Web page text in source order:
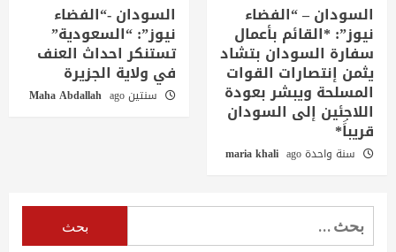
السودان – “الفضاء
نيوز”: *القائم بأعمال
سفارة السودان بتشاد
يثمن إنتصارات القوات
المسلحة ويبشر بعودة
اللاجئين إلى السودان
قريباََ*
سنة واحدة ago maria khali
السودان -“الفضاء
نيوز”: “السعودية”
تستنكر احداث العنف
في ولاية الجزيرة
سنتين ago Maha Abdallah
البحث
عن: